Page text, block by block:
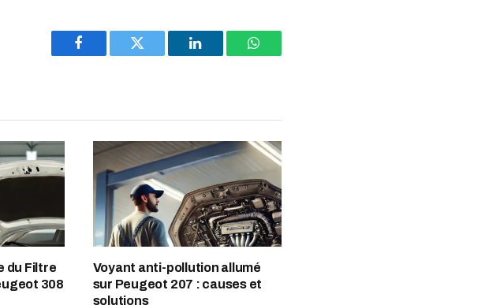
Facebook Twitter LinkedIn WhatsApp
du Filtre
308
Voyant anti-pollution allumé
sur Peugeot 207 : causes et
solutions